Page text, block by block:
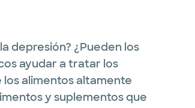
depresión? ¿Pueden los
ayudar a tratar los
alimentos altamente
y suplementos que